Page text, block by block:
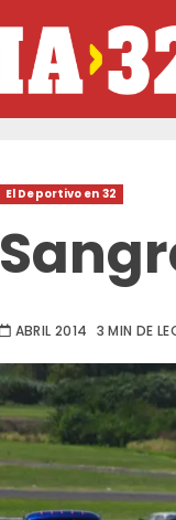
El Deportivo en 32
ABRIL 2014 3 MIN DE